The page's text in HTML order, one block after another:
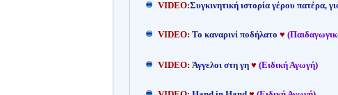
VIDEO:Συγκινητική ιστορία γέρου πατέρα,
VIDEO: Το καναρινί ποδήλατο ♥
VIDEO: Άγγελοι στη γη ♥ (Ειδική Αγωγή)